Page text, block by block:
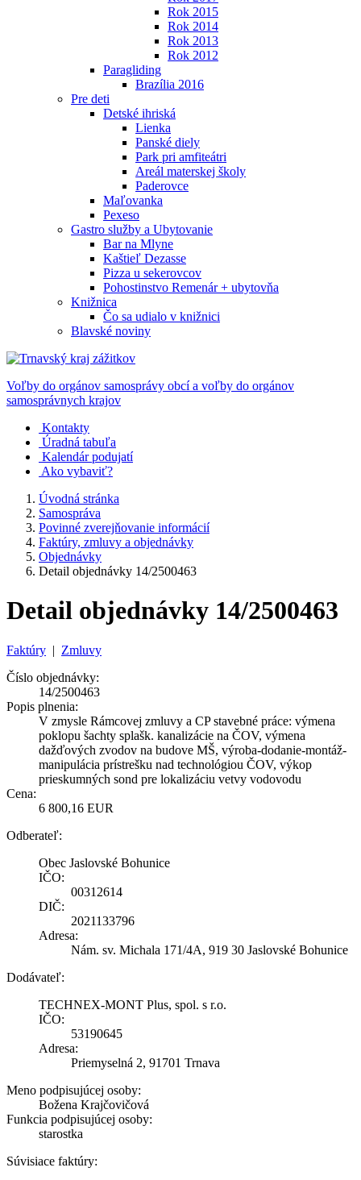
Rok 2015
Rok 2014
Rok 2013
Rok 2012
Paragliding
Brazília 2016
Pre deti
Detské ihriská
Lienka
Panské diely
Park pri amfiteátri
Areál materskej školy
Paderovce
Maľovanka
Pexeso
Gastro služby a Ubytovanie
Bar na Mlyne
Kaštieľ Dezasse
Pizza u sekerovcov
Pohostinstvo Remenár + ubytovňa
Knižnica
Čo sa udialo v knižnici
Blavské noviny
Voľby do orgánov samosprávy obcí a voľby do orgánov
samosprávnych krajov
Kontakty
Úradná tabuľa
Kalendár podujatí
Ako vybaviť?
Úvodná stránka
Samospráva
Povinné zverejňovanie informácií
Faktúry, zmluvy a objednávky
Objednávky
Detail objednávky 14/2500463
Detail objednávky 14/2500463
Faktúry | Zmluvy
Číslo objednávky:
14/2500463
Popis plnenia:
V zmysle Rámcovej zmluvy a CP stavebné práce: výmena
poklopu šachty splašk. kanalizácie na ČOV, výmena
dažďových zvodov na budove MŠ, výroba-dodanie-montáž-
manipulácia prístrešku nad technológiou ČOV, výkop
prieskumných sond pre lokalizáciu vetvy vodovodu
Cena:
6 800,16 EUR
Odberateľ:
Obec Jaslovské Bohunice
IČO:
00312614
DIČ:
2021133796
Adresa:
Nám. sv. Michala 171/4A, 919 30 Jaslovské Bohunice
Dodávateľ:
TECHNEX-MONT Plus, spol. s r.o.
IČO:
53190645
Adresa:
Priemyselná 2, 91701 Trnava
Meno podpisujúcej osoby:
Božena Krajčovičová
Funkcia podpisujúcej osoby:
starostka
Súvisiace faktúry: